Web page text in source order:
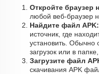
Откройте браузер
любой веб-браузер
Найдите файл APK:
источник, где
установить. Обычно
загрузок или в
Загрузите файл
скачивания APK